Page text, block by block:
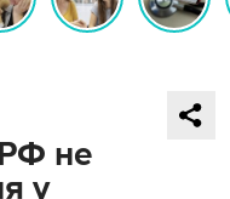
не
у